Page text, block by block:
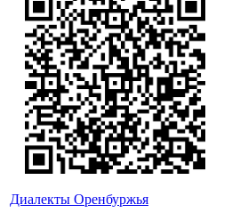
Диалекты Оренбуржья